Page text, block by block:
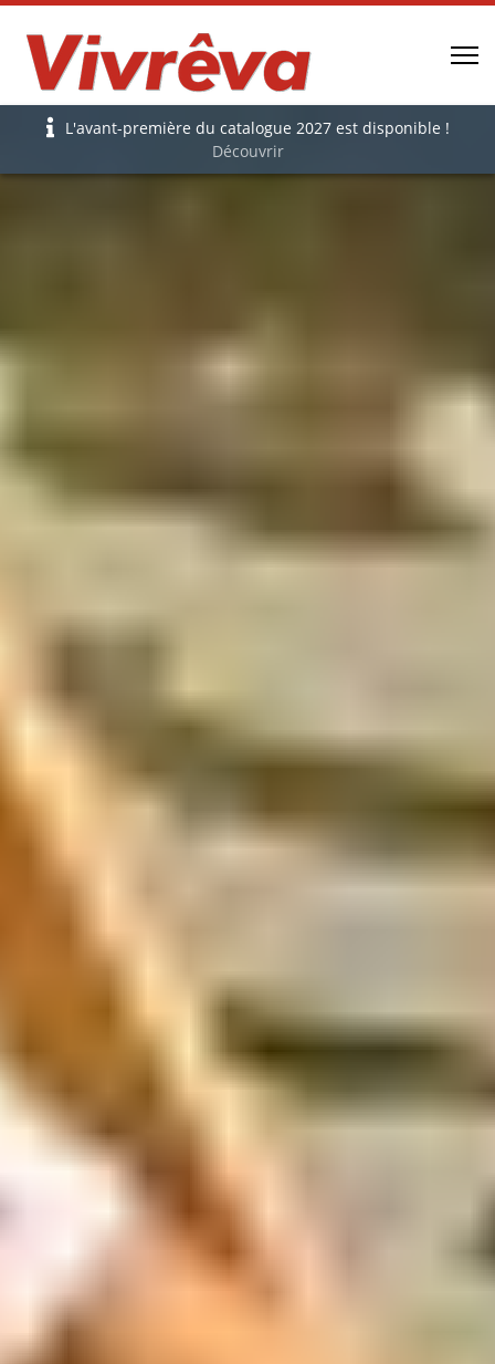
L'avant-première du catalogue 2027 est disponible !
Découvrir